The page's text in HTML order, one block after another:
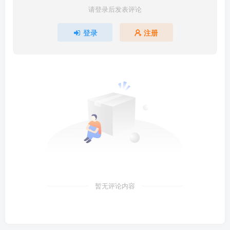
请登录后发表评论
登录 注册
暂无评论内容